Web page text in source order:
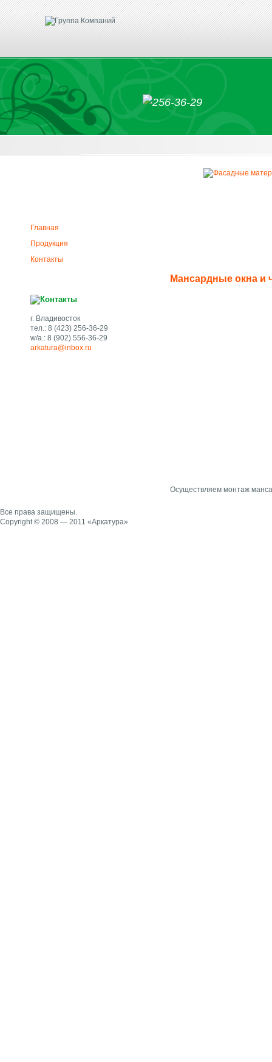
Главная
Продукция
Контакты
г. Владивосток
тел.: 8 (423) 256-36-29
w/a.: 8 (902) 556-36-29
arkatura@inbox.ru
Мансардные окна и
Осуществляем монтаж
Все права защищены.
Copyright © 2008 — 2011 «Аркатура»